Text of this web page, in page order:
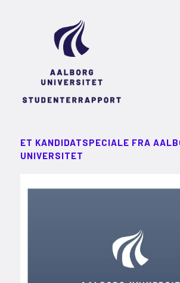
ET KANDIDATSPECIALE FRA
UNIVERSITET